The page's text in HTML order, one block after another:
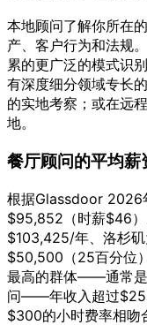
本地顾问了解你所在
产、客户行为和法规
累的更广泛的模式识
有深度细分领域专长
的实地考察；或在远
地。
餐厅顾问的平均薪
根据Glassdoor 2026
$95,852（时薪$46
$103,425/年、洛杉
$50,500（25百分位
最高的群体——通常是
问——年收入超过
$300的小时费率相吻